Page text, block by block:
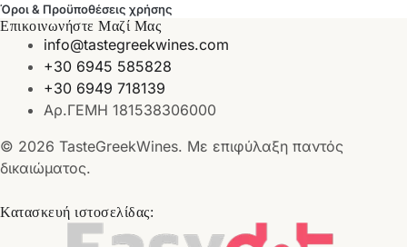
Όροι & Προϋποθέσεις χρήσης
Επικοινωνήστε Μαζί Μας
info@tastegreekwines.com
+30 6945 585828
+30 6949 718139
Αρ.ΓΕΜΗ 181538306000
© 2026 TasteGreekWines. Με επιφύλαξη παντός
δικαιώματος.
Κατασκευή ιστοσελίδας: